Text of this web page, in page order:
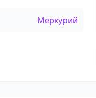
Меркурий